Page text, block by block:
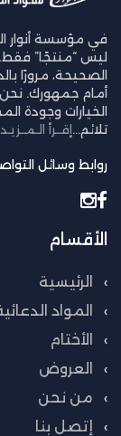
في مؤسسة أنوار
ليس “منتجًا” فقط…
الصحيحة، مرورًا
أمام جمهورك.
الخيارات وجودة
تلائم... إقــرأ الـمــزيـد
روابط وسائل
الأقسام
الرئيسية
المواد
الأختام
العروض
من نحن
إتصل بنا